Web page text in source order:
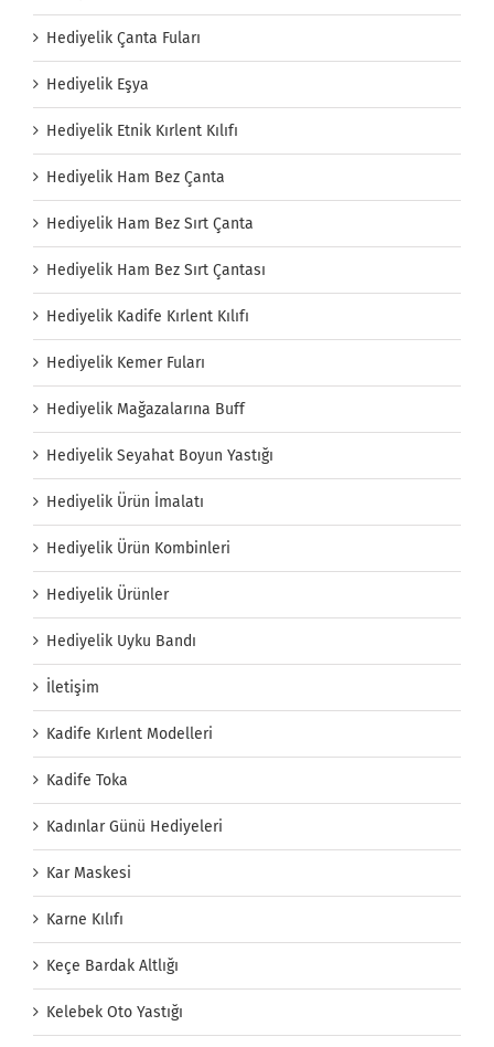
Hediyelik Çanta Fuları
Hediyelik Eşya
Hediyelik Etnik Kırlent Kılıfı
Hediyelik Ham Bez Çanta
Hediyelik Ham Bez Sırt Çanta
Hediyelik Ham Bez Sırt Çantası
Hediyelik Kadife Kırlent Kılıfı
Hediyelik Kemer Fuları
Hediyelik Mağazalarına Buff
Hediyelik Seyahat Boyun Yastığı
Hediyelik Ürün İmalatı
Hediyelik Ürün Kombinleri
Hediyelik Ürünler
Hediyelik Uyku Bandı
İletişim
Kadife Kırlent Modelleri
Kadife Toka
Kadınlar Günü Hediyeleri
Kar Maskesi
Karne Kılıfı
Keçe Bardak Altlığı
Kelebek Oto Yastığı